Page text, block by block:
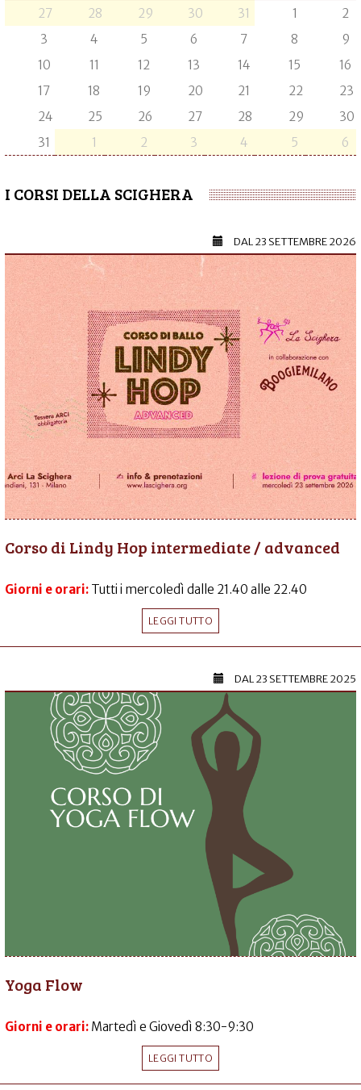
27 28 29 30 31 1
2
3
4 5 6 7 8
9
10
11 12 13 14 15
16
17
18 19 20 21 22
23
24
25 26 27 28 29
30
31
1 2 3 4 5 6
I CORSI DELLA SCIGHERA
DAL23 SETTEMBRE 2026
Corso di Lindy Hop intermediate / advanced
Giorni e orari: Tutti i mercoledì dalle 21.40 alle 22.40
LEGGI TUTTO
DAL23 SETTEMBRE 2025
Yoga Flow
Giorni e orari: Martedì e Giovedì 8:30-9:30
LEGGI TUTTO